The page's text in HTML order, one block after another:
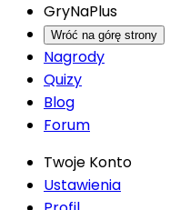
GryNaPlus
Wróć na górę strony
Nagrody
Quizy
Blog
Forum
Twoje Konto
Ustawienia